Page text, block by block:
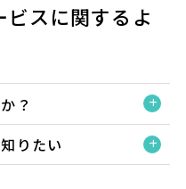
スに関するよ
？
りたい